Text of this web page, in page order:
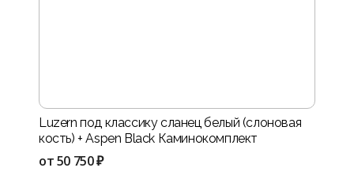
Luzern под классику сланец белый (слоновая
кость) + Aspen Black Каминокомплект
от50 750 ₽